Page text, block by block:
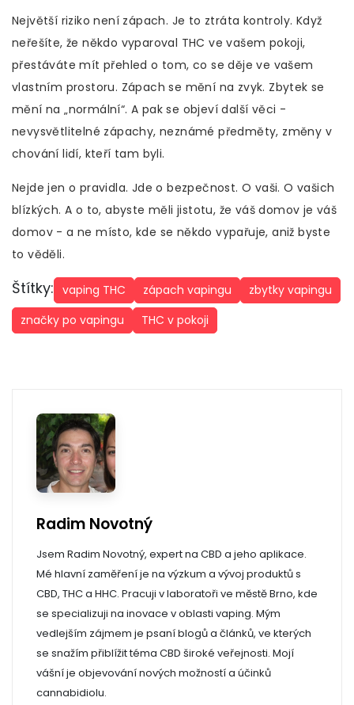
Největší riziko není zápach. Je to ztráta kontroly. Když
neřešíte, že někdo vyparoval THC ve vašem pokoji,
přestáváte mít přehled o tom, co se děje ve vašem
vlastním prostoru. Zápach se mění na zvyk. Zbytek se
mění na „normální“. A pak se objeví další věci -
nevysvětlitelné zápachy, neznámé předměty, změny v
chování lidí, kteří tam byli.
Nejde jen o pravidla. Jde o bezpečnost. O vaši. O vašich
blízkých. A o to, abyste měli jistotu, že váš domov je váš
domov - a ne místo, kde se někdo vypařuje, aniž byste
to věděli.
Štítky: vaping THC zápach vapingu
zbytky vapingu
značky po vapingu
THC v pokoji
Radim Novotný
Jsem Radim Novotný, expert na CBD a jeho aplikace.
Mé hlavní zaměření je na výzkum a vývoj produktů s
CBD, THC a HHC. Pracuji v laboratoři ve městě Brno, kde
se specializuji na inovace v oblasti vaping. Mým
vedlejším zájmem je psaní blogů a článků, ve kterých
se snažím přiblížit téma CBD široké veřejnosti. Mojí
vášní je objevování nových možností a účinků
cannabidiolu.